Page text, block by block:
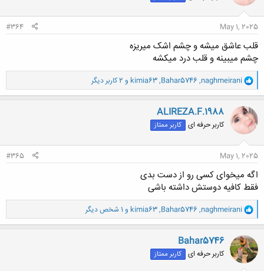
ا
May 1, 2025
#364
قلب عاشق میشه و چشم اشک میریزه
چشم میبینه و قلب درد میکشه
و
ا
ک
ن
ش
ه
ا
naghmeirani
,
Bahar5746
,
kimia63 و 2 کاربر دیگر
ALIREZA.F.1988
کاربر حرفه ای کاربر ممتاز
May 1, 2025
#365
اگه میخوای کسی رو از دست بدی
فقط کافیه دوستش داشته باشی⁦
و
ا
ک
ن
ش
ه
ا
naghmeirani
,
Bahar5746
,
kimia63 و 1 شخص دیگر
Bahar5746
کاربر حرفه ای کاربر ممتاز